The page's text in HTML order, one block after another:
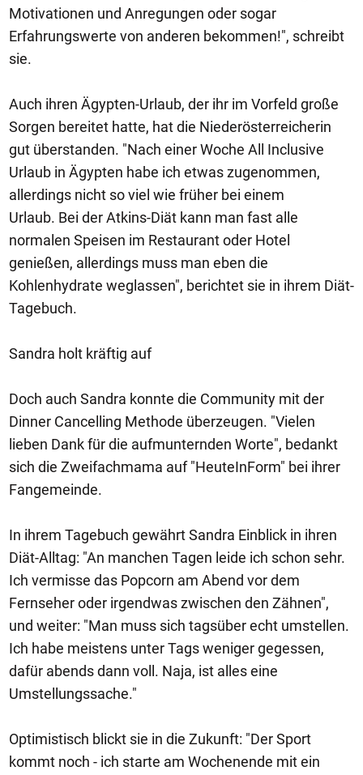
Motivationen und Anregungen oder sogar
Erfahrungswerte von anderen bekommen!", schreibt
sie.
Auch ihren Ägypten-Urlaub, der ihr im Vorfeld große
Sorgen bereitet hatte, hat die Niederösterreicherin
gut überstanden. "Nach einer Woche All Inclusive
Urlaub in Ägypten habe ich etwas zugenommen,
allerdings nicht so viel wie früher bei einem
Urlaub. Bei der Atkins-Diät kann man fast alle
normalen Speisen im Restaurant oder Hotel
genießen, allerdings muss man eben die
Kohlenhydrate weglassen", berichtet sie in ihrem Diät-
Tagebuch.
Sandra holt kräftig auf
Doch auch Sandra konnte die Community mit der
Dinner Cancelling Methode überzeugen. "Vielen
lieben Dank für die aufmunternden Worte", bedankt
sich die Zweifachmama auf "HeuteInForm" bei ihrer
Fangemeinde.
In ihrem Tagebuch gewährt Sandra Einblick in ihren
Diät-Alltag: "An manchen Tagen leide ich schon sehr.
Ich vermisse das Popcorn am Abend vor dem
Fernseher oder irgendwas zwischen den Zähnen",
und weiter: "Man muss sich tagsüber echt umstellen.
Ich habe meistens unter Tags weniger gegessen,
dafür abends dann voll. Naja, ist alles eine
Umstellungssache."
Optimistisch blickt sie in die Zukunft: "Der Sport
kommt noch - ich starte am Wochenende mit ein